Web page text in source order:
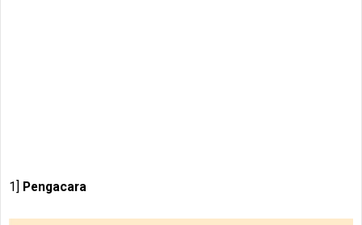
1] Pengacara